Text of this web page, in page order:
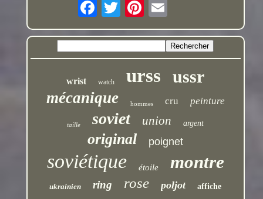
wrist watch urss ussr
mécanique hommes cru peinture
taille soviet union argent
original poignet
soviétique étoile montre
ukrainien ring rose poljot affiche